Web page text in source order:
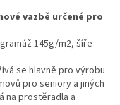
vazbě určené pro
145g/m2, šíře
se hlavně pro výrobu
pro seniory a jiných
na prostěradla a